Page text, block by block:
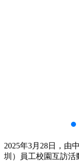
2025年3月28日，由
圳）員工校園互訪活